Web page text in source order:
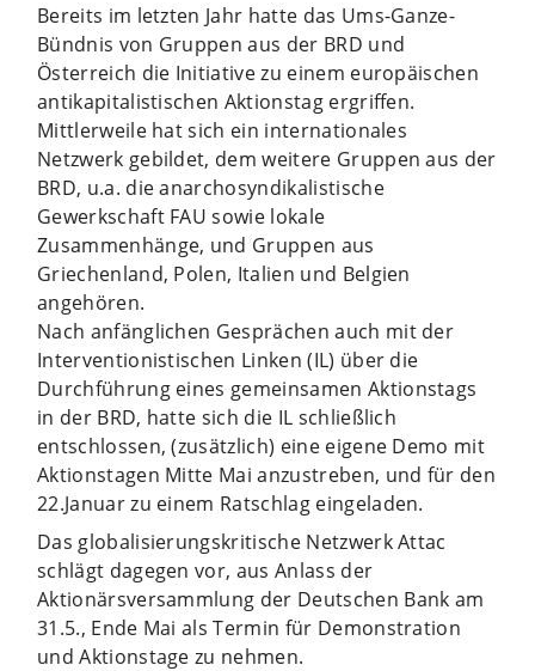
Bereits im letzten Jahr hatte das Ums-Ganze-
Bündnis von Gruppen aus der BRD und
Österreich die Initiative zu einem europäischen
antikapitalistischen Aktionstag ergriffen.
Mittlerweile hat sich ein internationales
Netzwerk gebildet, dem weitere Gruppen aus der
BRD, u.a. die anarchosyndikalistische
Gewerkschaft FAU sowie lokale
Zusammenhänge, und Gruppen aus
Griechenland, Polen, Italien und Belgien
angehören.
Nach anfänglichen Gesprächen auch mit der
Interventionistischen Linken (IL) über die
Durchführung eines gemeinsamen Aktionstags
in der BRD, hatte sich die IL schließlich
entschlossen, (zusätzlich) eine eigene Demo mit
Aktionstagen Mitte Mai anzustreben, und für den
22.Januar zu einem Ratschlag eingeladen.
Das globalisierungskritische Netzwerk Attac
schlägt dagegen vor, aus Anlass der
Aktionärsversammlung der Deutschen Bank am
31.5., Ende Mai als Termin für Demonstration
und Aktionstage zu nehmen.